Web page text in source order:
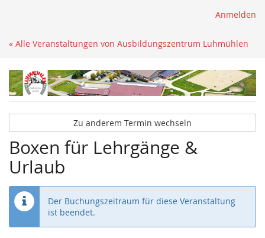
Anmelden
« Alle Veranstaltungen von Ausbildungszentrum Luhmühlen
Zu anderem Termin wechseln
Boxen für Lehrgänge &
Urlaub
Der Buchungszeitraum für diese Veranstaltung
ist beendet.